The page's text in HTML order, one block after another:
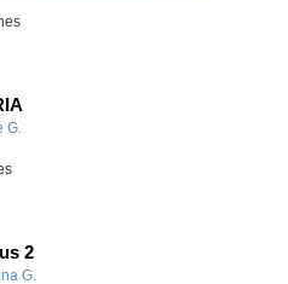
G.
2- Contenido educativo
G.